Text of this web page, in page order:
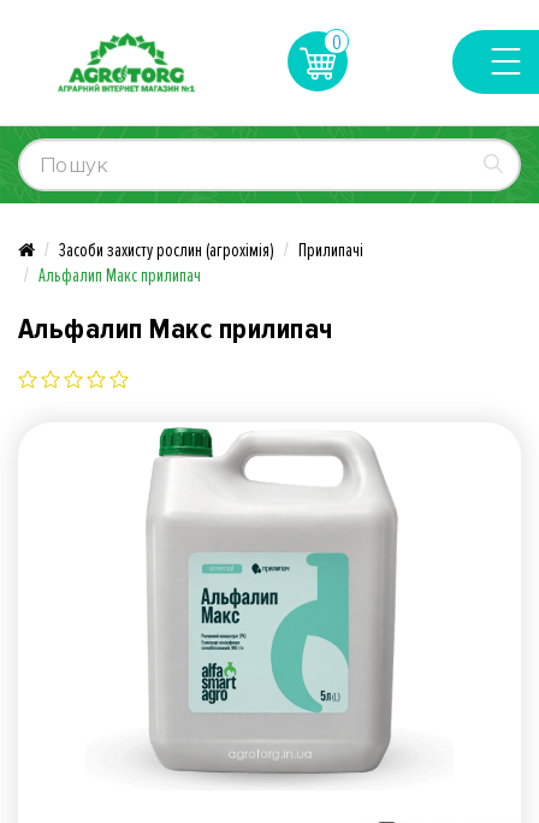
0
Засоби захисту рослин (агрохімія)
Прилипачі
Альфалип Макс прилипач
Альфалип Макс прилипач